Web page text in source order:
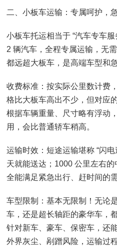
二、小板车运输：专属呵护，
小板车托运相当于 “汽车专车
2 辆汽车，全程专属运输，无
都远超大板车，是高端车型和
收费标准：按实际公里数计费
格比大板车高出不少，但对应
根据车辆重量、尺寸略有浮动
用，会比普通轿车稍高。
运输时效：短途运输堪称 “闪
天就能送达；1000 公里左右
全能满足紧急出行、赶时间的需
车型限制：基本无限制！无论
车，还是超长轴距的豪华车，
针对新车、豪车、保密车，还
外界灰尘、剐蹭风险，运输过